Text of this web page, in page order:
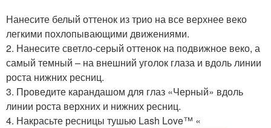
Нанесите белый оттенок из трио на все верхнее веко
легкими похлопывающими движениями.
2. Нанесите светло-серый оттенок на подвижное веко, а
самый темный – на внешний уголок глаза и вдоль линии
роста нижних ресниц.
3. Проведите карандашом для глаз «Черный» вдоль
линии роста верхних и нижних ресниц.
4. Накрасьте ресницы тушью Lash Love™ «